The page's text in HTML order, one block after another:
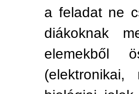
a feladat ne
diákoknak
elemekből
(elektronikai,